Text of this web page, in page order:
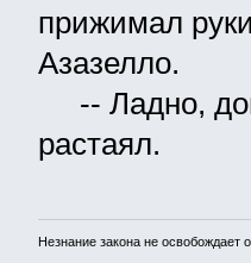
прижимал
Азазелло.
-- Ладно,
растаял.
Незнание закона не освобождает